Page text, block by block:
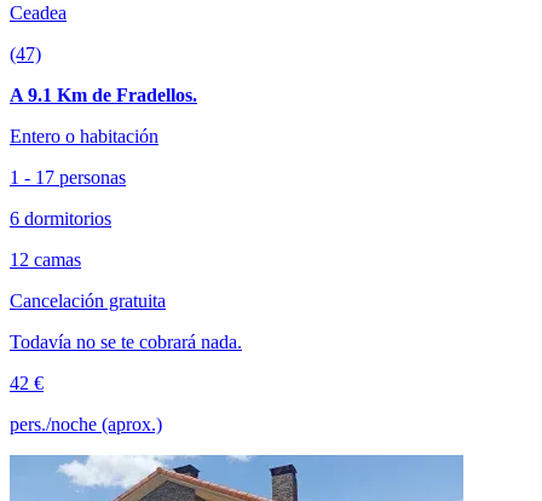
Ceadea
(47)
A 9.1 Km de Fradellos.
Entero o habitación
1 - 17 personas
6 dormitorios
12 camas
Cancelación gratuita
Todavía no se te cobrará nada.
42 €
pers./noche (aprox.)